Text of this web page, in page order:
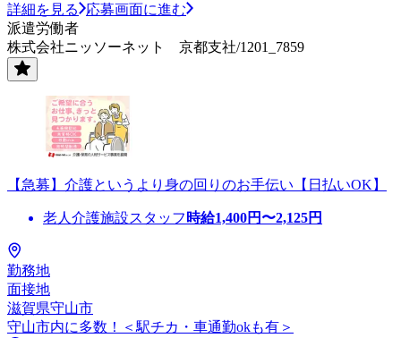
詳細を見る
応募画面に進む
派遣労働者
株式会社ニッソーネット 京都支社/1201_7859
【急募】介護というより身の回りのお手伝い【日払いOK】
老人介護施設スタッフ 時給1,400円〜2,125円
勤務地
面接地
滋賀県守山市
守山市内に多数！＜駅チカ・車通勤okも有＞